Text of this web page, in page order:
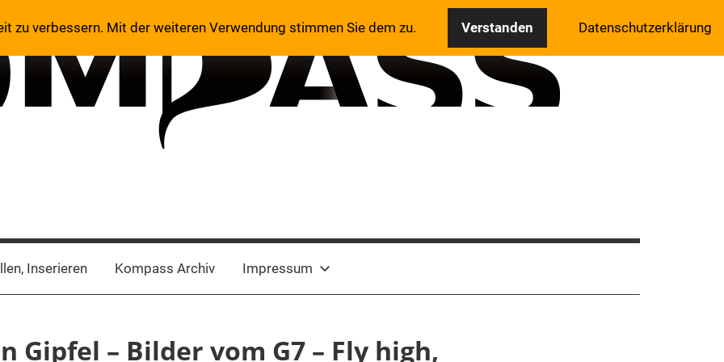
Inserieren Kompass Archiv Impressum
Gipfel – Bilder vom G7 – Fly high,
zu verbessern. Mit der weiteren Verwendung stimmen Sie dem zu. Verstanden Datenschutzerklärung